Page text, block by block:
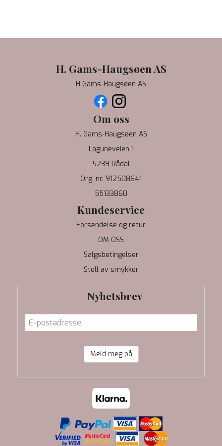
H. Gams-Haugsøen AS
H Gams-Haugsøen AS
Om oss
H. Gams-Haugsøen AS
Laguneveien 1
5239 Rådal
Org. nr. 912508641
55133860
Kundeservice
Forsendelse og retur
OM OSS
Salgsbetingelser
Stell av smykker
Nyhetsbrev
Meld meg på